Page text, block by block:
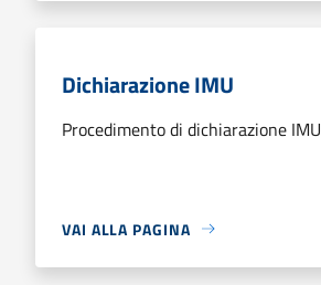
Dichiarazione IMU
Procedimento di dichiarazione IMU
VAI ALLA PAGINA